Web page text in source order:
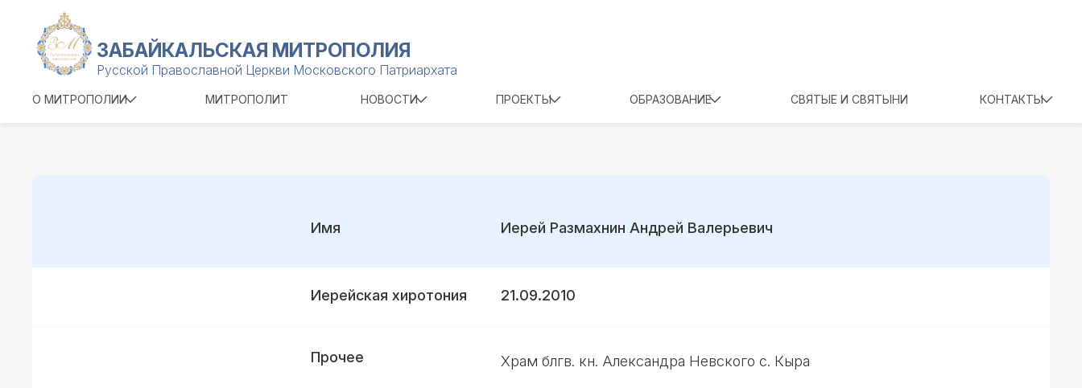
ЗАБАЙКАЛЬСКАЯ МИТРОПОЛИЯ
Русской Православной Церкви Московского Патриархата
О МИТРОПОЛИИ МИТРОПОЛИТ НОВОСТИ ПРОЕКТЫ ОБРАЗОВАНИЕ СВЯТЫЕ И СВЯТЫНИ КОНТАКТЫ
Имя Иерей Размахнин Андрей Валерьевич
Иерейская хиротония 21.09.2010
Прочее Храм блгв. кн. Александра Невского с. Кыра